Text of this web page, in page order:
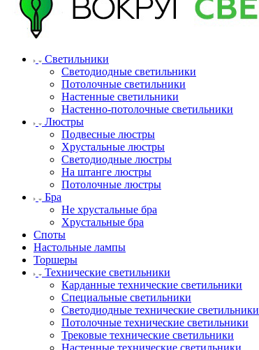
Светильники
Светодиодные светильники
Потолочные светильники
Настенные светильники
Настенно-потолочные светильники
Люстры
Подвесные люстры
Хрустальные люстры
Светодиодные люстры
На штанге люстры
Потолочные люстры
Бра
Не хрустальные бра
Хрустальные бра
Споты
Настольные лампы
Торшеры
Технические светильники
Карданные технические светильники
Специальные светильники
Светодиодные технические светильники
Потолочные технические светильники
Трековые технические светильники
Настенные технические светильники